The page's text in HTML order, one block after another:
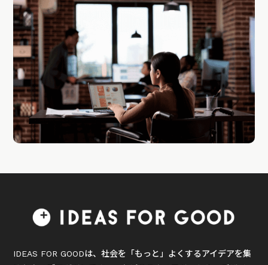
IDEAS FOR GOODは、社会を「もっと」よくするアイデアを集